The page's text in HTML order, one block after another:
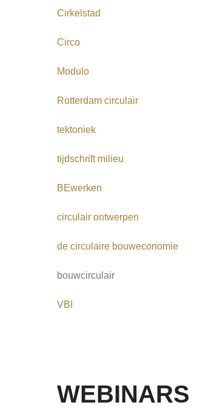
Cirkelstad
Circo
Modulo
Rotterdam circulair
tektoniek
tijdschrift milieu
BEwerken
circulair ontwerpen
de circulaire bouweconomie
bouwcirculair
VBI
WEBINARS